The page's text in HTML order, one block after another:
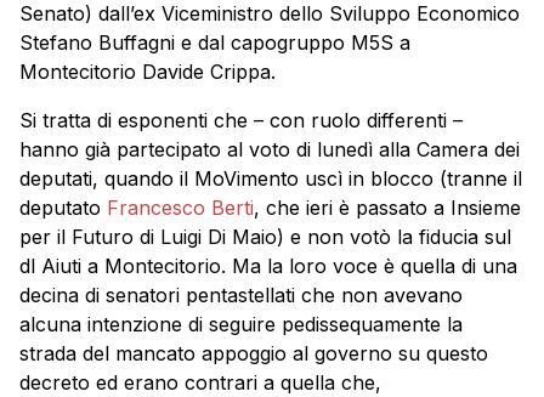
Senato) dall’ex Viceministro dello Sviluppo Economico
Stefano Buffagni e dal capogruppo M5S a
Montecitorio Davide Crippa.
Si tratta di esponenti che – con ruolo differenti –
hanno già partecipato al voto di lunedì alla Camera dei
deputati, quando il MoVimento uscì in blocco (tranne il
deputato Francesco Berti, che ieri è passato a Insieme
per il Futuro di Luigi Di Maio) e non votò la fiducia sul
dl Aiuti a Montecitorio. Ma la loro voce è quella di una
decina di senatori pentastellati che non avevano
alcuna intenzione di seguire pedissequamente la
strada del mancato appoggio al governo su questo
decreto ed erano contrari a quella che,